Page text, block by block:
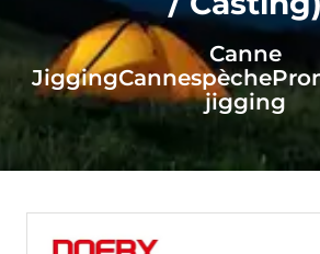
Canne
JiggingCannespèche
jigging